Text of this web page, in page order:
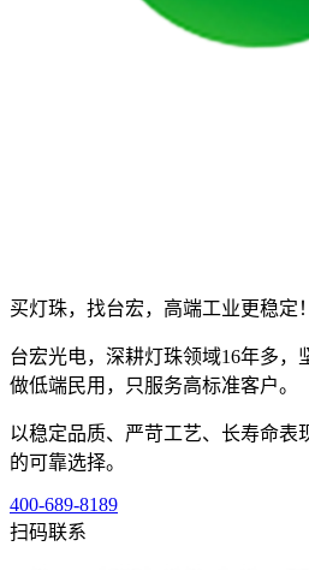
买灯珠，找台宏，高端工业更稳定！
台宏光电，深耕灯珠领域16年多
做低端民用，只服务高标准客户。
以稳定品质、严苛工艺、长寿命表
的可靠选择。
400-689-8189
扫码联系